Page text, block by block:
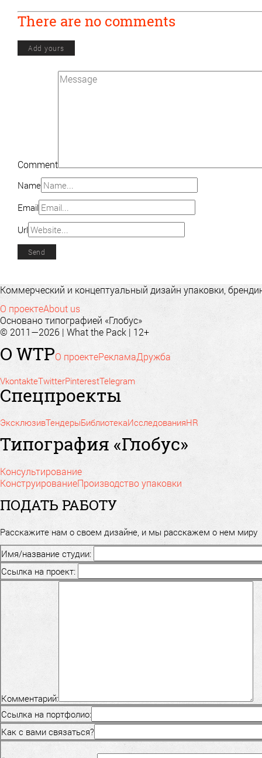
There are no comments
Add yours
Comment
Name
Email
Url
Коммерческий и концептуальный дизайн упаковки,
О проектеAbout us
Основано типографией «Глобус»
© 2011—2026 | What the Pack | 12+
О WTPО проектеРекламаДружба
VkontakteTwitterPinterestTelegram
Спецпроекты
ЭксклюзивТендерыБиблиотекаИсследованияHR
Типография «Глобус»
Консультирование
КонструированиеПроизводство упаковки
ПОДАТЬ РАБОТУ
Расскажите нам о своем дизайне, и мы расскажем о нем миру
Имя/название студии:
Ссылка на проект:
Комментарий:
Ссылка на портфолио:
Как с вами связаться?